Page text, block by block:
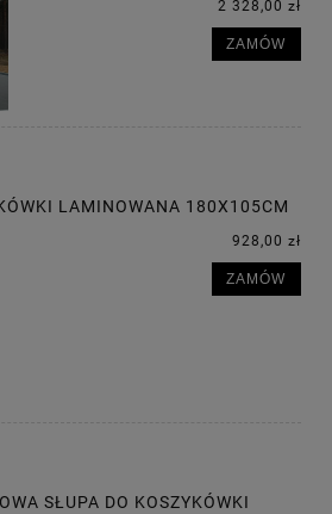
2 328,00 zł
ZAMÓW
LAMINOWANA 180X105CM
928,00 zł
ZAMÓW
SŁUPA DO KOSZYKÓWKI